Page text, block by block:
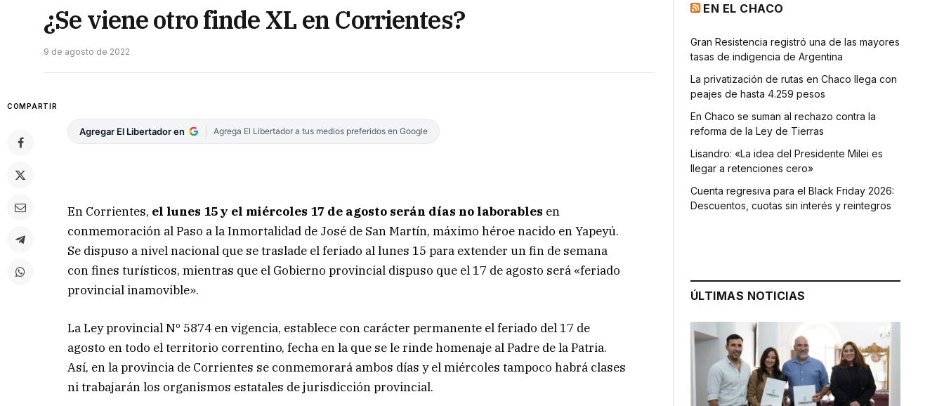
¿Se viene otro finde XL en Corrientes?
9 de agosto de 2022
COMPARTIR
Agregar El Libertador en Agrega El Libertador a tus medios preferidos en Google
En Corrientes, el lunes 15 y el miércoles 17 de agosto serán días no laborables en
conmemoración al Paso a la Inmortalidad de José de San Martín, máximo héroe nacido en Yapeyú.
Se dispuso a nivel nacional que se traslade el feriado al lunes 15 para extender un fin de semana
con fines turísticos, mientras que el Gobierno provincial dispuso que el 17 de agosto será «feriado
provincial inamovible».
La Ley provincial Nº 5874 en vigencia, establece con carácter permanente el feriado del 17 de
agosto en todo el territorio correntino, fecha en la que se le rinde homenaje al Padre de la Patria.
Así, en la provincia de Corrientes se conmemorará ambos días y el miércoles tampoco habrá clases
ni trabajarán los organismos estatales de jurisdicción provincial.
EN EL CHACO
Gran Resistencia registró una de las mayores
tasas de indigencia de Argentina
La privatización de rutas en Chaco llega con
peajes de hasta 4.259 pesos
En Chaco se suman al rechazo contra la
reforma de la Ley de Tierras
Lisandro: «La idea del Presidente Milei es
llegar a retenciones cero»
Cuenta regresiva para el Black Friday 2026:
Descuentos, cuotas sin interés y reintegros
ÚLTIMAS NOTICIAS